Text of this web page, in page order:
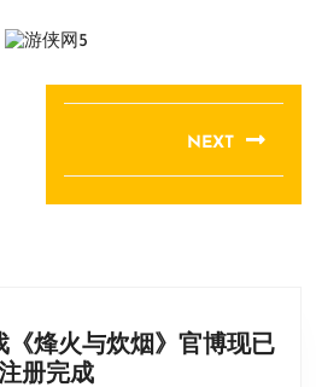
NEXT
post:
《烽火与炊烟》官博现已
册完成国